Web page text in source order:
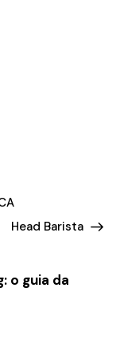
Head Barista
o guia da